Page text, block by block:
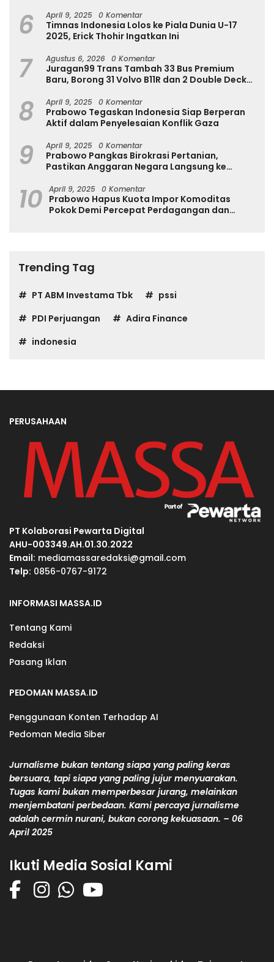
6 April 9, 2025 0 Komentar
Timnas Indonesia Lolos ke Piala Dunia U-17
2025, Erick Thohir Ingatkan Ini
7 Agustus 6, 2026 0 Komentar
Juragan99 Trans Tambah 33 Bus Premium
Baru, Borong 31 Volvo B11R dan 2 Double Decker
8 April 9, 2025 0 Komentar
Prabowo Tegaskan Indonesia Siap Berperan
Aktif dalam Penyelesaian Konflik Gaza
9 April 9, 2025 0 Komentar
Prabowo Pangkas Birokrasi Pertanian,
Pastikan Anggaran Negara Langsung ke
10 April 9, 2025 0 Komentar
Prabowo Hapus Kuota Impor Komoditas
Pokok Demi Percepat Perdagangan dan
Trending Tag
PT ABM Investama Tbk
pssi
PDI Perjuangan
Adira Finance
indonesia
PERUSAHAAN
PT Kolaborasi Pewarta Digital
AHU-003349.AH.01.30.2022
Email: mediamassaredaksi@gmail.com
Telp: 0856-0767-9172
INFORMASI MASSA.ID
Tentang Kami
Redaksi
Pasang Iklan
PEDOMAN MASSA.ID
Penggunaan Konten Terhadap AI
Pedoman Media Siber
Jurnalisme bukan tentang siapa yang paling keras
bersuara, tapi siapa yang paling jujur menyuarakan.
Tugas kami bukan memperbesar jurang, melainkan
menjembatani perbedaan. Kami percaya jurnalisme
adalah cermin nurani, bukan corong kekuasaan. – 06
April 2025
Ikuti Media Sosial Kami